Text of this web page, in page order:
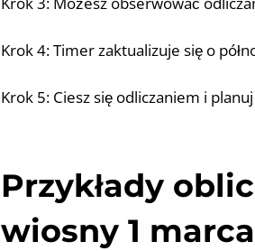
Krok 4: Timer zaktualizuje się o
Krok 5: Ciesz się odliczaniem i
Przykłady
wiosny 1 marca